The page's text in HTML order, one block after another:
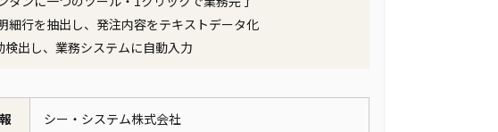
。例え
、大幅な
足していた
」などの
の業務自動
細行を抽出し、発注内容をテキストデータ化
検出し、業務システムに自動入力
シー・システム株式会社